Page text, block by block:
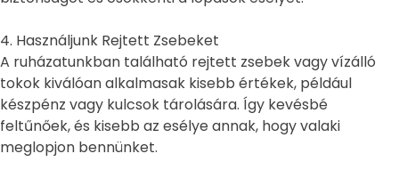
4. Használjunk Rejtett Zsebeket
A ruházatunkban található rejtett zsebek vagy vízálló
tokok kiválóan alkalmasak kisebb értékek, például
készpénz vagy kulcsok tárolására. Így kevésbé
feltűnőek, és kisebb az esélye annak, hogy valaki
meglopjon bennünket.